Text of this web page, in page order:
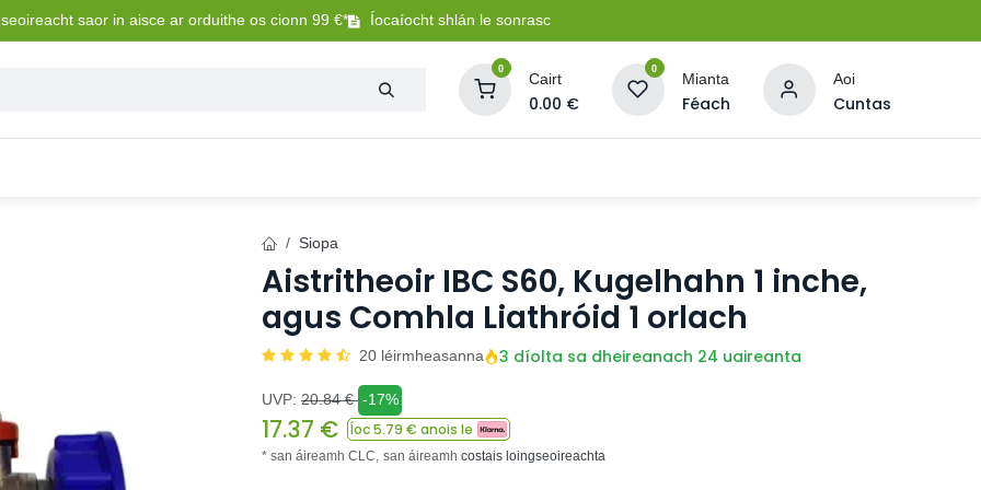
saor in aisce ar orduithe os cionn 99 €* Íocaíocht shlán le sonrasc
0
Cairt
0.00 €
0
Mianta
Féach
Aoi
Cuntas
Siopa
Aistritheoir IBC S60, Kugelhahn 1 inche,
agus Comhla Liathróid 1 orlach
20 léirmheasanna 3 díolta sa dheireanach 24 uaireanta
UVP: 20.84€ -17%
17.37 € Íoc5.79 € anois le
* san áireamh CLC, san áireamh costais loingseoireachta